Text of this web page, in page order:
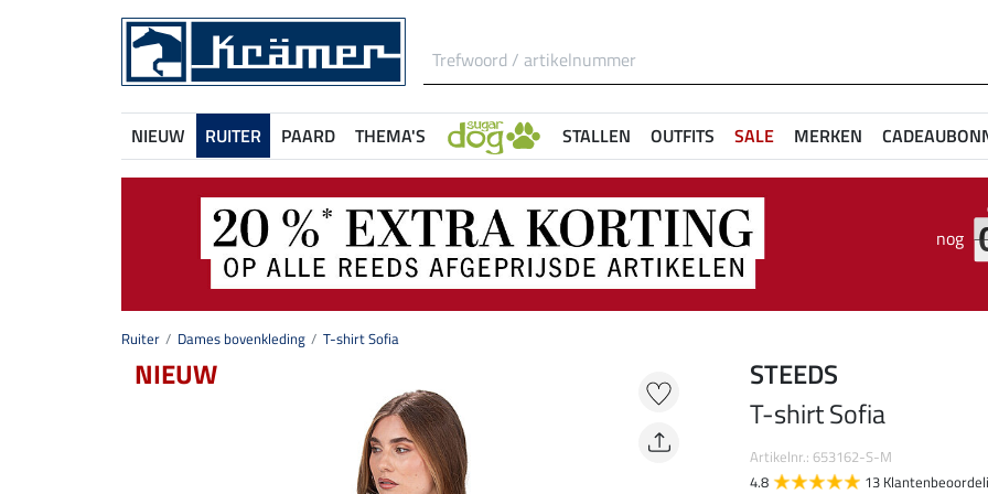
NIEUW RUITER PAARD THEMA'S STALLEN OUTFITS SALE MERKEN
nog
Ruiter Dames bovenkleding T-shirt Sofia
NIEUW
STEEDS
T-shirt Sofia
Artikelnr.: 653162-S-M
4.8
13